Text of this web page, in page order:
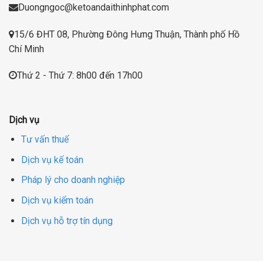
Duongngoc@ketoandaithinhphat.com
15/6 ĐHT 08, Phường Đông Hưng Thuận, Thành phố Hồ
Chí Minh
Thứ 2 - Thứ 7: 8h00 đến 17h00
Dịch vụ
Tư vấn thuế
Dịch vụ kế toán
Pháp lý cho doanh nghiệp
Dịch vụ kiểm toán
Dịch vụ hỗ trợ tín dụng